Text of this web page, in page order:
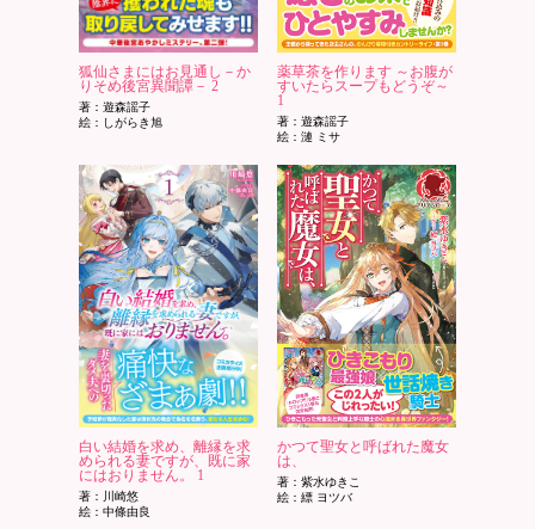
狐仙さまにはお見通し－か
りそめ後宮異聞譚－ 2
著：遊森謡子
絵：しがらき旭
薬草茶を作ります ～お腹が
すいたらスープもどうぞ～
1
著：遊森謡子
絵：漣 ミサ
白い結婚を求め、離縁を求
められる妻ですが、既に家
にはおりません。 1
著：川崎悠
絵：中條由良
かつて聖女と呼ばれた魔女
は、
著：紫水ゆきこ
絵：縹 ヨツバ